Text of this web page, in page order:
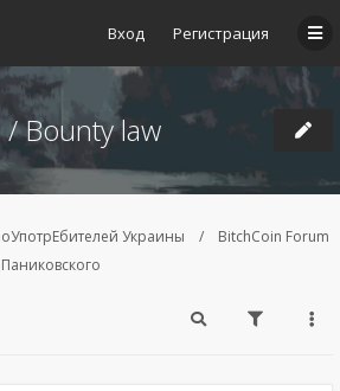
Вход Регистрация
Bounty law
Украины
BitchCoin Forum